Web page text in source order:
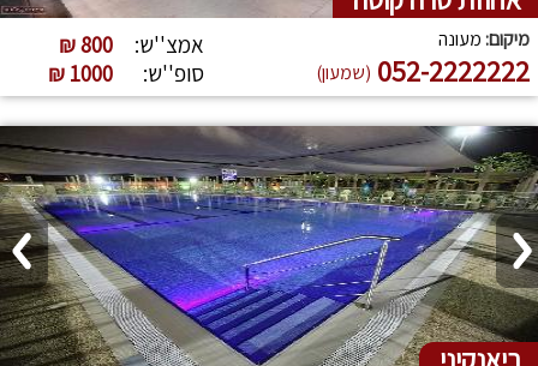
מיקום:מעונה
052-2222222 (שמעון)
אמצ''ש:
800 ₪
סופ''ש:
1000 ₪